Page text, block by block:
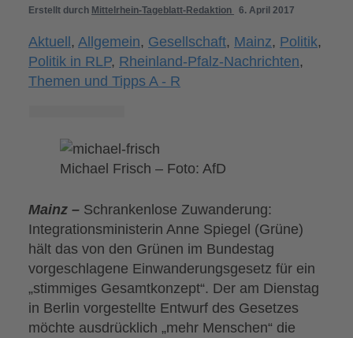
Erstellt durch Mittelrhein-Tageblatt-Redaktion 6. April 2017
Aktuell,Allgemein, Gesellschaft, Mainz, Politik,
Politik in RLP, Rheinland-Pfalz-Nachrichten,
Themen und Tipps A - R
Michael Frisch – Foto: AfD
Mainz – Schrankenlose Zuwanderung:
Integrationsministerin Anne Spiegel (Grüne)
hält das von den Grünen im Bundestag
vorgeschlagene Einwanderungsgesetz für ein
„stimmiges Gesamtkonzept“. Der am Dienstag
in Berlin vorgestellte Entwurf des Gesetzes
möchte ausdrücklich „mehr Menschen“ die